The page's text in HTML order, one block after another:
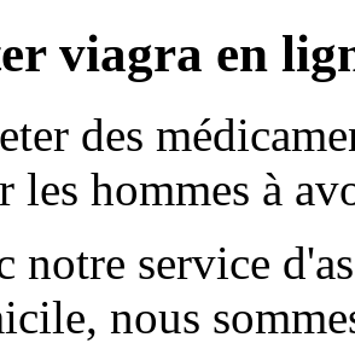
viagra en
des
les hommes à
notre service
nous